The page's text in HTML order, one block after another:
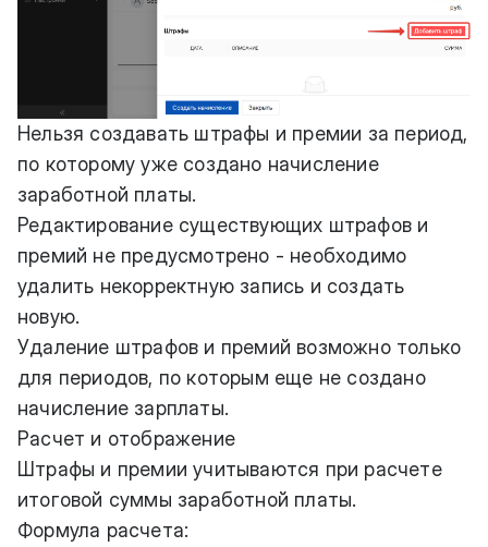
Нельзя создавать штрафы и премии за период,
по которому уже создано начисление
заработной платы.
Редактирование существующих штрафов и
премий не предусмотрено - необходимо
удалить некорректную запись и создать
новую.
Удаление штрафов и премий возможно только
для периодов, по которым еще не создано
начисление зарплаты.
Расчет и отображение
Штрафы и премии учитываются при расчете
итоговой суммы заработной платы.
Формула расчета: